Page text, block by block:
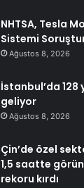
NHTSA, Tesla
Sistemi
Ağustos 8, 2026
İstanbul’da 128
geliyor
Ağustos 8, 2026
Çin’de özel
1,5 saatte
rekoru kırdı